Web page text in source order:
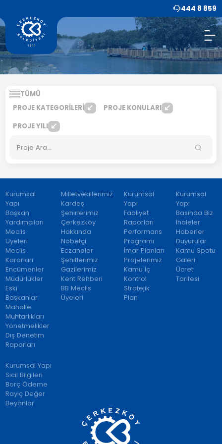
444 8 859
TÜMÜ
PROJE KATEGORİLERİ
PROJE KONULARI
PROJE YILI
Kurumsal
Yapı
Başkan
Yardımcıları
Meclis
Üyeleri
Meclis
Kararları
Encümenler
Müdürlükler
Eski
Başkanlar
Mahalle
Muhtarlıkları
Yönetmelikler
Dış Denetim
Raporları
Milletvekillerimiz
Kardeş
Şehirlerimiz
Çerkezköy
Hakkında
Nöbetçi
Eczaneler
Şehitlerimiz
Gazilerimiz
Kent Rehberi
BB Meclis
Üyeleri
Kurumsal
Yapı
Faaliyet
Raporları
Performans
Programı
İmar Planları
Projelerimiz
Kamu İç
Kontrol
Stratejik
Plan
Kurumsal
Yapı
Basında Biz
İhaleler
Haberler
Duyurular
Kamu Spotu
Galeri
Ücret
Tarifesi
Kurumsal Yapı
Sicil Bilgileri
Borç Ödeme
Rayiç Değer
Beyanlar